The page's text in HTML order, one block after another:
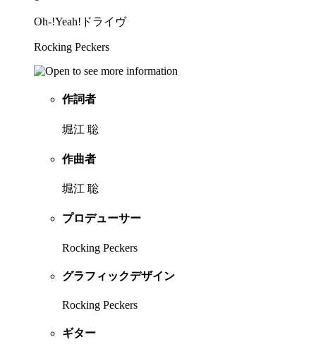
Oh-!Yeah!ドライヴ
Rocking Peckers
作詞者
堀江 聡
作曲者
堀江 聡
プロデューサー
Rocking Peckers
グラフィックデザイン
Rocking Peckers
ギター